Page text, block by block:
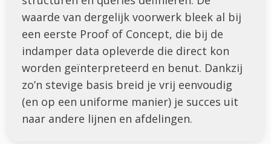
waarde van dergelijk voorwerk bleek al bij
een eerste Proof of Concept, die bij de
indamper data opleverde die direct kon
worden geïnterpreteerd en benut. Dankzij
zo’n stevige basis breid je vrij eenvoudig
(en op een uniforme manier) je succes uit
naar andere lijnen en afdelingen.